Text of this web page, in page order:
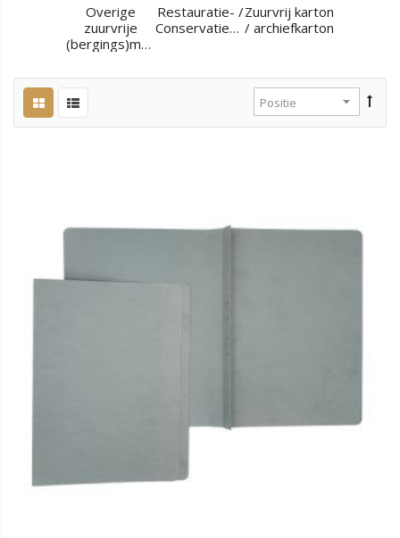
Overige
zuurvrije
(bergings)materialen
Restauratie- /
Conservatiematerialen
Zuurvrij karton
/ archiefkarton